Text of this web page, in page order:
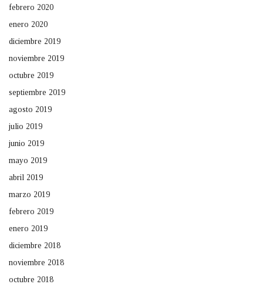
febrero 2020
enero 2020
diciembre 2019
noviembre 2019
octubre 2019
septiembre 2019
agosto 2019
julio 2019
junio 2019
mayo 2019
abril 2019
marzo 2019
febrero 2019
enero 2019
diciembre 2018
noviembre 2018
octubre 2018